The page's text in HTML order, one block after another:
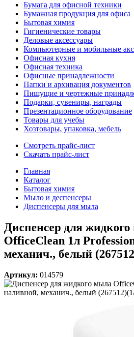
Бумага для офисной техники
Бумажная продукция для офиса
Бытовая химия
Гигиенические товары
Деловые аксессуары
Компьютерные и мобильные
Офисная кухня
Офисная техника
Офисные принадлежности
Папки и архивация документов
Пишущие и чертежные
Подарки, сувениры, награды
Презентационное оборудование
Товары для учебы
Хозтовары, упаковка, мебель
Смотреть прайс-лист
Скачать прайс-лист
Главная
Каталог
Бытовая химия
Мыло и деспенсеры
Диспенсеры для мыла
Диспенсер для
OfficeClean 1л
механич., белый
Артикул: 014579